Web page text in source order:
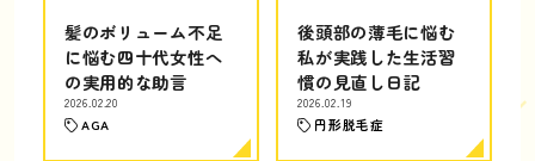
髪のボリューム不足
に悩む四十代女性へ
の実用的な助言
2026.02.20
AGA
後頭部の薄毛に悩む
私が実践した生活習
慣の見直し日記
2026.02.19
円形脱毛症